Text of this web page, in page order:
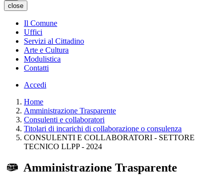
close
Il Comune
Uffici
Servizi al Cittadino
Arte e Cultura
Modulistica
Contatti
Accedi
Home
Amministrazione Trasparente
Consulenti e collaboratori
Titolari di incarichi di collaborazione o consulenza
CONSULENTI E COLLABORATORI - SETTORE
TECNICO LLPP - 2024
Amministrazione Trasparente